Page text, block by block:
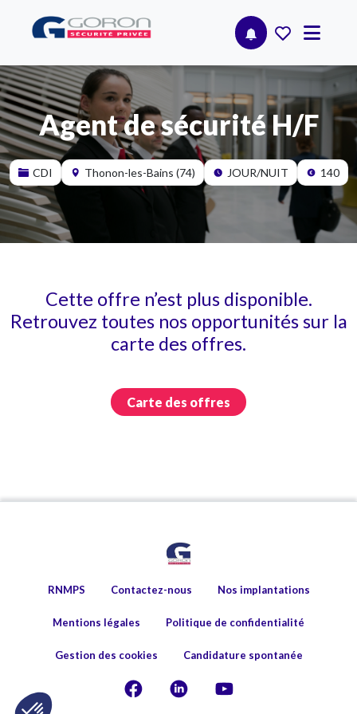
Agent de sécurité H/F
CDI Thonon-les-Bains (74) JOUR/NUIT 140
Cette offre n’est plus disponible.
Retrouvez toutes nos opportunités sur la
carte des offres.
Carte des offres
RNMPS Contactez-nous Nos implantations
Mentions légales Politique de confidentialité
Gestion des cookies Candidature spontanée